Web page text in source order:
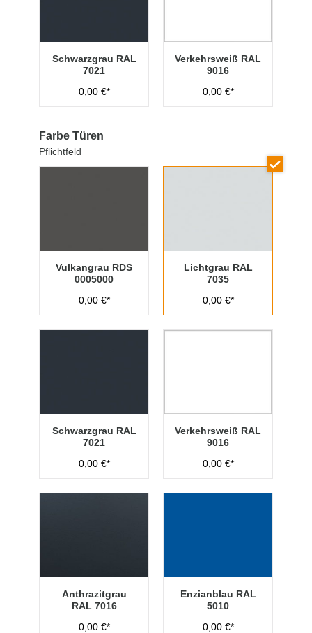
Schwarzgrau RAL
7021
0,00 €*
Verkehrsweiß RAL
9016
0,00 €*
Farbe Türen
Pflichtfeld
Vulkangrau RDS
0005000
0,00 €*
Lichtgrau RAL
7035
0,00 €*
Schwarzgrau RAL
7021
0,00 €*
Verkehrsweiß RAL
9016
0,00 €*
Anthrazitgrau
RAL 7016
0,00 €*
Enzianblau RAL
5010
0,00 €*